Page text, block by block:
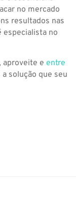
no mercado
resultados nas
especialista no
aproveite e entre
solução que seu